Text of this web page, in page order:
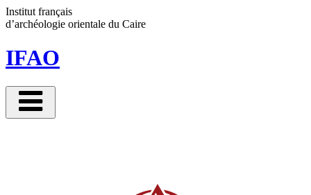
Institut français
d’archéologie orientale du Caire
IFAO
Panneau de gestion des cookies